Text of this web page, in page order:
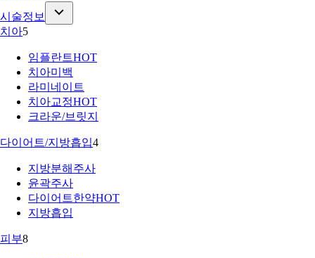
시술정보
치아5
임플란트HOT
치아미백
라미네이트
치아교정HOT
크라운/브릿지
다이어트/지방흡입4
지방분해주사
윤곽주사
다이어트한약HOT
지방흡입
피부8